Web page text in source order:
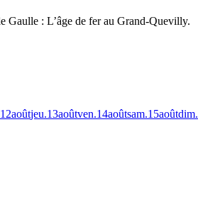
Gaulle : L’âge de fer au Grand-Quevilly.
12aoûtjeu.13aoûtven.14aoûtsam.15aoûtdim.